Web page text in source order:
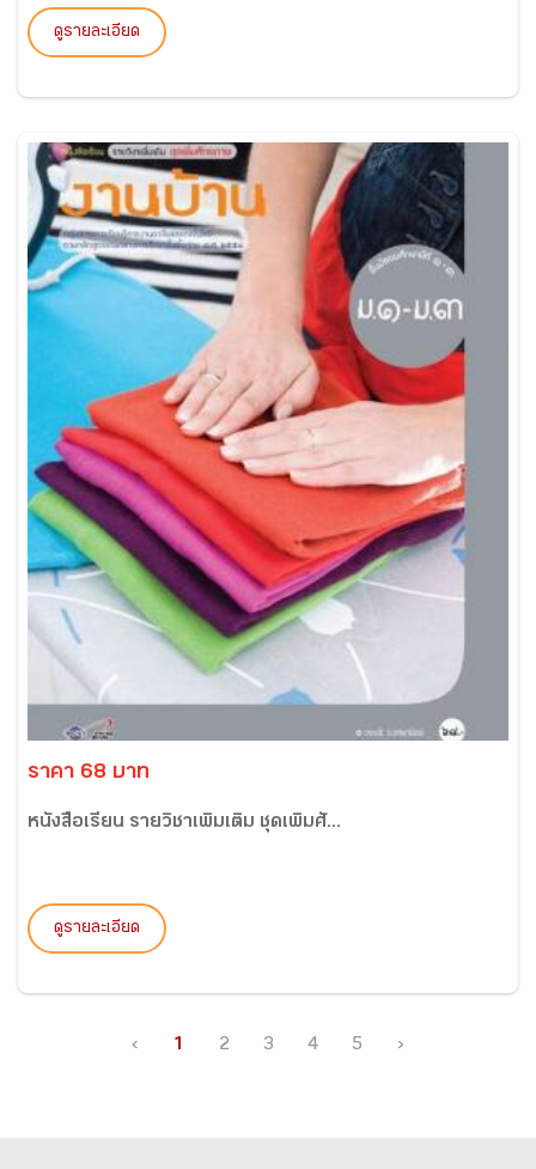
ดูรายละเอียด
ราคา 68 บาท
หนังสือเรียน รายวิชาเพิ่มเติม ชุดเพิ่มศั...
ดูรายละเอียด
‹ 1 2 3 4 5 ›